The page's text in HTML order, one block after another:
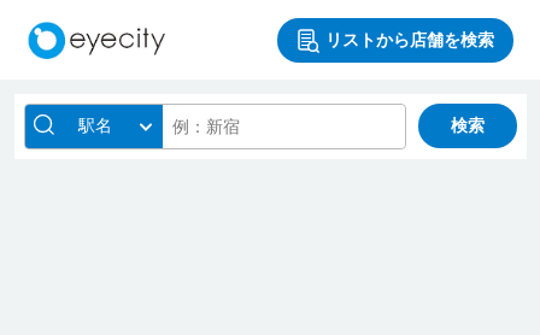
リストから店舗を検索
駅名 検索